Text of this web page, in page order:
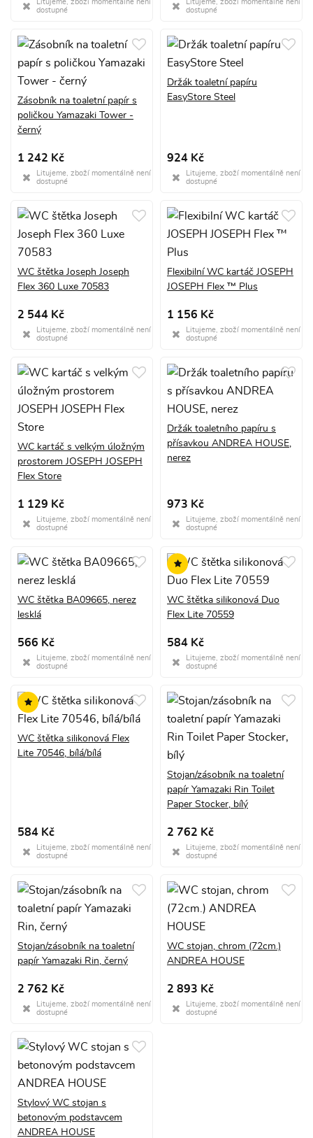
dostupné
dostupné
Zásobník na toaletní papír s
poličkou Yamazaki Tower -
černý
1 242 Kč
Litujeme, zboží momentálně není
dostupné
Držák toaletní papíru
EasyStore Steel
924 Kč
Litujeme, zboží momentálně není
dostupné
WC štětka Joseph Joseph
Flex 360 Luxe 70583
2 544 Kč
Litujeme, zboží momentálně není
dostupné
Flexibilní WC kartáč JOSEPH
JOSEPH Flex ™ Plus
1 156 Kč
Litujeme, zboží momentálně není
dostupné
WC kartáč s velkým úložným
prostorem JOSEPH JOSEPH
Flex Store
1 129 Kč
Litujeme, zboží momentálně není
dostupné
Držák toaletního papíru s
přísavkou ANDREA HOUSE,
nerez
973 Kč
Litujeme, zboží momentálně není
dostupné
WC štětka BA09665, nerez
lesklá
566 Kč
Litujeme, zboží momentálně není
dostupné
WC štětka silikonová Duo
Flex Lite 70559
584 Kč
Litujeme, zboží momentálně není
dostupné
WC štětka silikonová Flex
Lite 70546, bílá/bílá
584 Kč
Litujeme, zboží momentálně není
dostupné
Stojan/zásobník na toaletní
papír Yamazaki Rin Toilet
Paper Stocker, bílý
2 762 Kč
Litujeme, zboží momentálně není
dostupné
Stojan/zásobník na toaletní
papír Yamazaki Rin, černý
2 762 Kč
Litujeme, zboží momentálně není
dostupné
WC stojan, chrom (72cm.)
ANDREA HOUSE
2 893 Kč
Litujeme, zboží momentálně není
dostupné
Stylový WC stojan s
betonovým podstavcem
ANDREA HOUSE